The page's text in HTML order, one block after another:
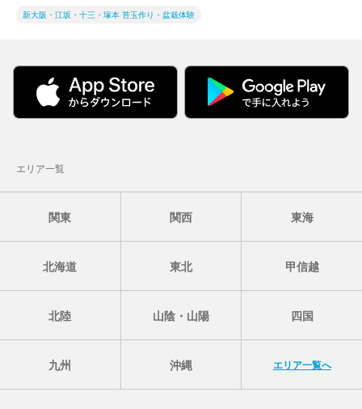
新大阪・江坂・十三・塚本 苔玉作り・盆栽体験
エリア一覧
関東 関西 東海
北海道 東北 甲信越
北陸 山陰・山陽 四国
九州 沖縄 エリア一覧へ